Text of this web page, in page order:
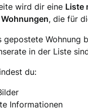
wird dir eine Liste
, die für
gepostete Wohnung
in der Liste
du:
Informationen